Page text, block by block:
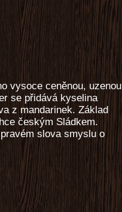
vysoce ceněnou, uzenou
se přidává kyselina
z mandarinek. Základ
českým Sládkem.
slova smyslu o